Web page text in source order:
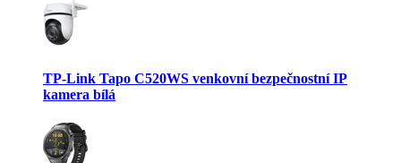
TP-Link Tapo C520WS venkovní bezpečnostní IP
kamera bílá